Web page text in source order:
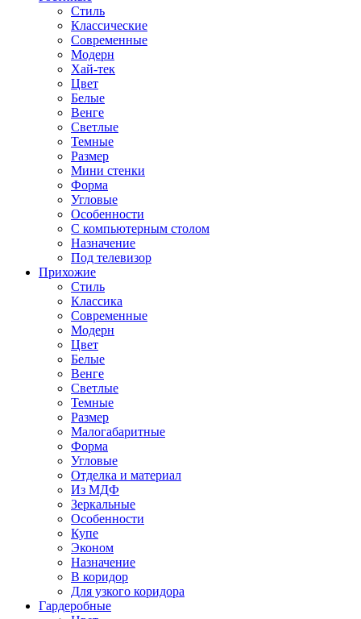
Стиль
Классические
Современные
Модерн
Хай-тек
Цвет
Белые
Венге
Светлые
Темные
Размер
Мини стенки
Форма
Угловые
Особенности
С компьютерным столом
Назначение
Под телевизор
Прихожие
Стиль
Классика
Современные
Модерн
Цвет
Белые
Венге
Светлые
Темные
Размер
Малогабаритные
Форма
Угловые
Отделка и материал
Из МДФ
Зеркальные
Особенности
Купе
Эконом
Назначение
В коридор
Для узкого коридора
Гардеробные